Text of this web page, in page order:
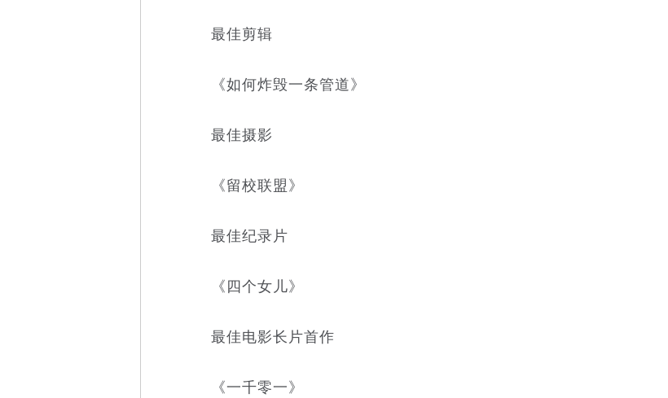
最佳剪辑
《如何炸毁一条管道》
最佳摄影
《留校联盟》
最佳纪录片
《四个女儿》
最佳电影长片首作
《一千零一》